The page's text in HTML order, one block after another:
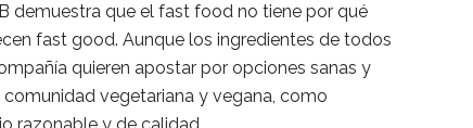
demuestra que el fast food no tiene por qué
fast good. Aunque los ingredientes de todos
quieren apostar por opciones sanas y
vegetariana y vegana, como